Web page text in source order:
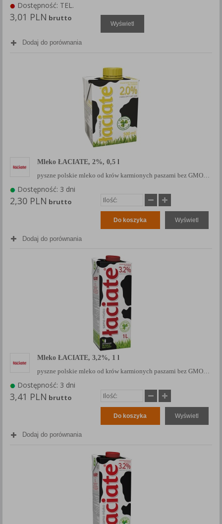
Dostępność: TEL.
3,01 PLN brutto
Wyświetl
Dodaj do porównania
Mleko ŁACIATE, 2%, 0,5 l
pyszne polskie mleko od krów karmionych paszami bez GMO…
Dostępność: 3 dni
2,30 PLN brutto
Do koszyka Wyświetl
Dodaj do porównania
Mleko ŁACIATE, 3,2%, 1 l
pyszne polskie mleko od krów karmionych paszami bez GMO…
Dostępność: 3 dni
3,41 PLN brutto
Do koszyka Wyświetl
Dodaj do porównania